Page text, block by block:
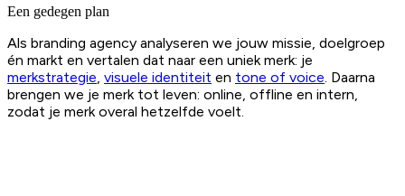
Een gedegen plan
Als branding agency analyseren we jouw missie, doelgroep
én markt en vertalen dat naar een uniek merk: je
merkstrategie, visuele identiteit en tone of voice. Daarna
brengen we je merk tot leven: online, offline en intern,
zodat je merk overal hetzelfde voelt.